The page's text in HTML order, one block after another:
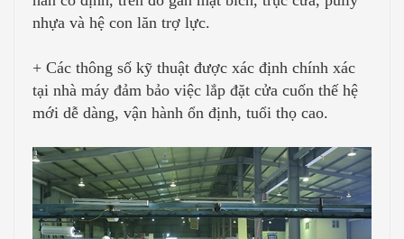
nhựa và hệ con lăn trợ lực.
+ Các thông số kỹ thuật được xác định chính xác
tại nhà máy đảm bảo việc lắp đặt cửa cuốn thế hệ
mới dễ dàng, vận hành ổn định, tuổi thọ cao.